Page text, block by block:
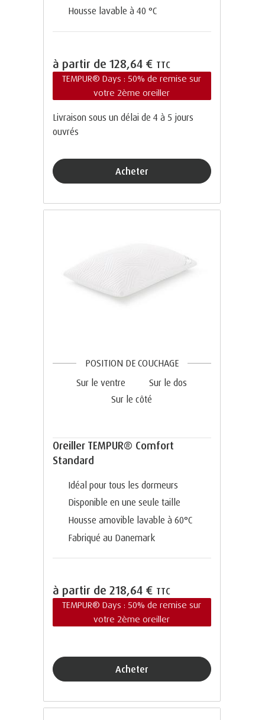
Housse lavable à 40 °C
à partir de 128,64 € TTC
TEMPUR® Days : 50% de remise sur
votre 2ème oreiller
Livraison sous un délai de 4 à 5 jours
ouvrés
Acheter
POSITION DE COUCHAGE
Sur le ventre
Sur le dos
Sur le côté
Oreiller TEMPUR® Comfort
Standard
Idéal pour tous les dormeurs
Disponible en une seule taille
Housse amovible lavable à 60°C
Fabriqué au Danemark
à partir de 218,64 € TTC
TEMPUR® Days : 50% de remise sur
votre 2ème oreiller
Acheter